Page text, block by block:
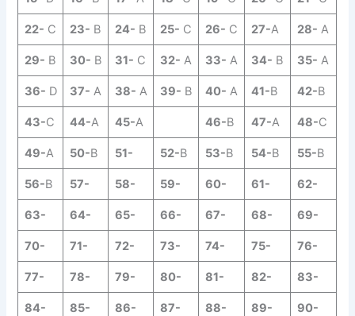
22- C 23- B 24- B 25- C 26- C 27-A 28- A
29- B 30- B 31- C 32- A 33- A 34- B 35- A
36- D 37- A 38- A 39- B 40- A 41-B 42-B
43-C 44-A 45-A 46-B 47-A 48-C
49-A 50-B 51- 52-B 53-B 54-B 55-B
56-B 57- 58- 59- 60- 61- 62-
63- 64- 65- 66- 67- 68- 69-
70- 71- 72- 73- 74- 75- 76-
77- 78- 79- 80- 81- 82- 83-
84- 85- 86- 87- 88- 89- 90-